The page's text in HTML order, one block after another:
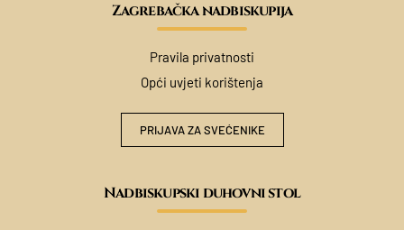
Zagrebačka nadbiskupija
Pravila privatnosti
Opći uvjeti korištenja
PRIJAVA ZA SVEĆENIKE
Nadbiskupski duhovni stol